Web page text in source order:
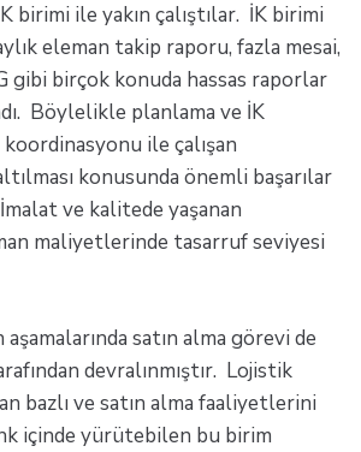
birimi ile yakın çalıştılar. İK birimi
eleman takip raporu, fazla mesai,
gibi birçok konuda hassas raporlar
Böylelikle planlama ve İK
ile çalışan
konusunda önemli başarılar
ve kalitede yaşanan
maliyetlerinde tasarruf seviyesi
satın alma görevi de
devralınmıştır. Lojistik
bazlı ve satın alma faaliyetlerini
içinde yürütebilen bu birim